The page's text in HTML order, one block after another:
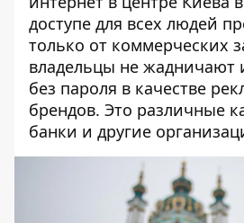
доступе для всех людей
только от коммерческих
владельцы не жадничают
без пароля в качестве
брендов. Это различные
банки и другие